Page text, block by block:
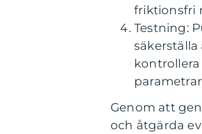
friktionsfri
Testning:
Genom att
och åtgärda